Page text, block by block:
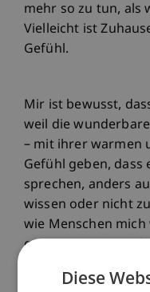
mehr so zu tun, als
Vielleicht ist
Gefühl.
Mir ist bewusst,
weil die
– mit ihrer warmen
Gefühl geben, dass
sprechen, anders
wissen oder nicht
wie Menschen
gesagt, wie sie
einfach
dasselbe zu tun.
Diese